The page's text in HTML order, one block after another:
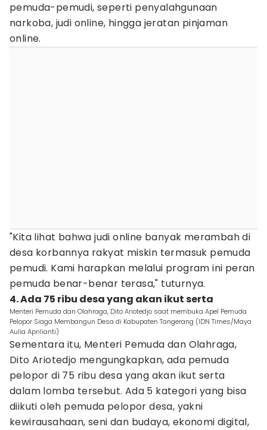
pemuda-pemudi, seperti penyalahgunaan
narkoba, judi online, hingga jeratan pinjaman
online.
"Kita lihat bahwa judi online banyak merambah di
desa korbannya rakyat miskin termasuk pemuda
pemudi. Kami harapkan melalui program ini peran
pemuda benar-benar terasa," tuturnya.
4. Ada 75 ribu desa yang akan ikut serta
Menteri Pemuda dan Olahraga, Dito Ariotedjo saat membuka Apel Pemuda
Pelopor Siaga Membangun Desa di Kabupaten Tangerang (IDN Times/Maya
Aulia Aprilianti)
Sementara itu, Menteri Pemuda dan Olahraga,
Dito Ariotedjo mengungkapkan, ada pemuda
pelopor di 75 ribu desa yang akan ikut serta
dalam lomba tersebut. Ada 5 kategori yang bisa
diikuti oleh pemuda pelopor desa, yakni
kewirausahaan, seni dan budaya, ekonomi digital,